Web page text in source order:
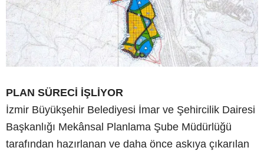
PLAN SÜRECİ İŞLİYOR
İzmir Büyükşehir Belediyesi İmar ve Şehircilik Dairesi
Başkanlığı Mekânsal Planlama Şube Müdürlüğü
tarafından hazırlanan ve daha önce askıya çıkarılan